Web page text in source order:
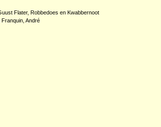
Flater, Robbedoes en Kwabbernoot
Franquin, André